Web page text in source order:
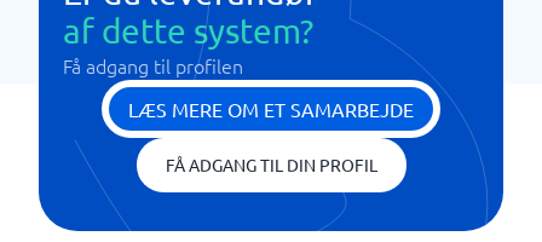
af dette system?
Få adgang til profilen
LÆS MERE OM ET SAMARBEJDE
FÅ ADGANG TIL DIN PROFIL